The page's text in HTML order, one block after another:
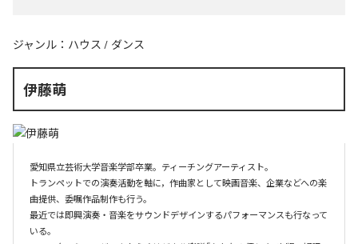
ジャンル： ハウス / ダンス
伊藤萌
愛知県立芸術大学音楽学部卒業。ティーチングアーティスト。
トランペットでの演奏活動を軸に，作曲家として映画音楽、企業などへの楽
曲提供、委嘱作品制作も行う。
最近では即興演奏・音楽をサウンドデザインするパフォーマンスも行なって
いる。